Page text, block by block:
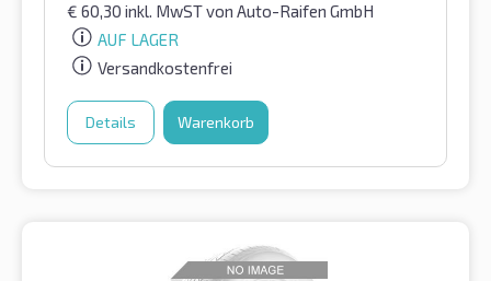
€ 60,30 inkl. MwSTvon Auto-Raifen GmbH
AUF LAGER
Versandkostenfrei
Details Warenkorb